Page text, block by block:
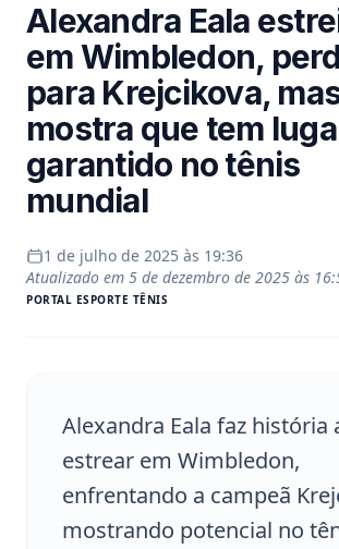
Alexandra Eala
em Wimbledon,
para Krejcikova,
mostra que tem
garantido no tênis
mundial
1 de julho de 2025 às 19:36
Atualizado em 5 de dezembro de 2025 às
PORTAL ESPORTE TÊNIS
Alexandra Eala faz história
estrear em Wimbledon,
enfrentando a campeã
mostrando potencial no